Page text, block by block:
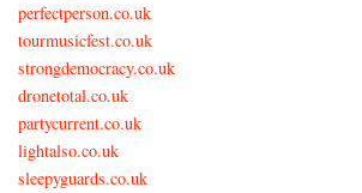
perfectperson.co.uk
tourmusicfest.co.uk
strongdemocracy.co.uk
dronetotal.co.uk
partycurrent.co.uk
lightalso.co.uk
sleepyguards.co.uk